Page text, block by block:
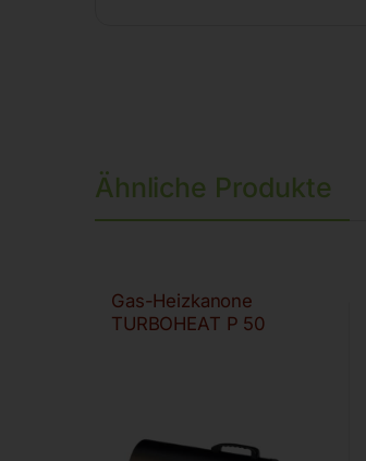
Ähnliche Produkte
Gas-Heizkanone
TURBOHEAT P 50